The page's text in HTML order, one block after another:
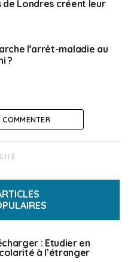
autorisés sous réserve
motif impérieux valable
en provenance
de s’enregistrer,
de renseigner
observer une
par les forces de
de Londres créent leur
l’arrêt-maladie au
?
: Etudier en
à l’étranger